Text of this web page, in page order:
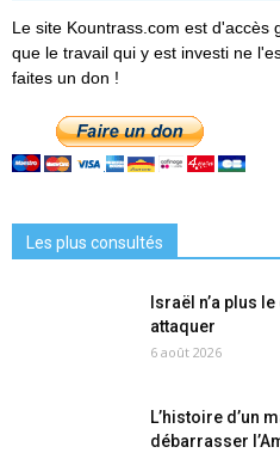
Le site Kountrass.com est d'accès
que le travail qui y est investi ne
faites un don !
Les plus consultés
Israël n’a plus
attaquer
6 août 2026
L’histoire d’un
débarrasser